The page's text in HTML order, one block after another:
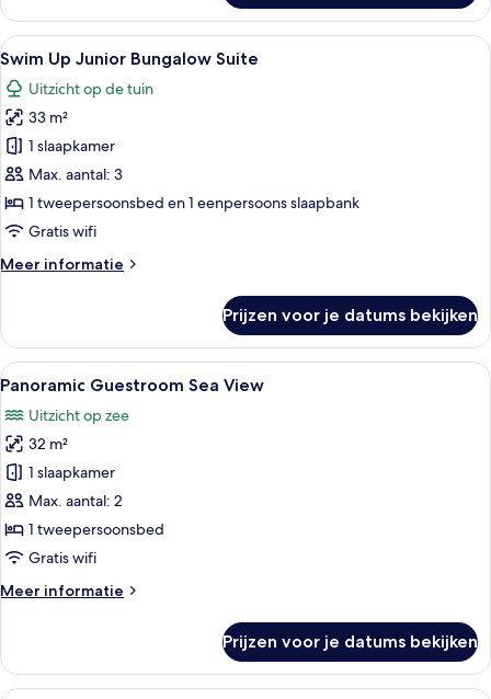
Junior
Suite
Alle
foto's
voor
Swim
Up
Junior
Bungalow
Suite
Een modern hotel met een
8
Swim Up Junior Bungalow Suite
Uitzicht op de tuin
33 m²
1 slaapkamer
Max. aantal: 3
1 tweepersoonsbed en 1 eenpersoons slaapbank
Gratis wifi
Meer informatie
Meer
Up
Junior
Bungalow
Prijzen voor je datums bekijken
Alle
foto's
voor
Panoramic
Guestroom
Sea
View
laden
Een hotelkamer met een groot bed,
5
Panoramic Guestroom Sea View
Uitzicht op zee
32 m²
1 slaapkamer
Max. aantal: 2
1 tweepersoonsbed
Gratis wifi
Meer informatie
Meer
Guestroom
Sea
Prijzen voor je datums bekijken